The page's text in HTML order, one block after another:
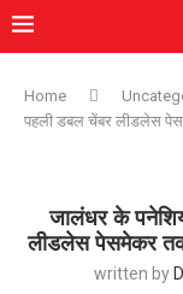
Home
पहली डबल चेंबर लीडलेस
जालंधर के
लीडलेस पेसमेकर
written by